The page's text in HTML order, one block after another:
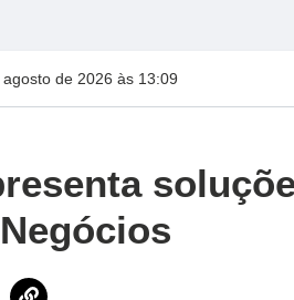
de 2026 às 13:09